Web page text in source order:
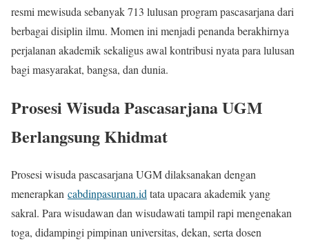
resmi mewisuda sebanyak 713 lulusan program pascasarjana dari
berbagai disiplin ilmu. Momen ini menjadi penanda berakhirnya
perjalanan akademik sekaligus awal kontribusi nyata para lulusan
bagi masyarakat, bangsa, dan dunia.
Prosesi Wisuda Pascasarjana UGM
Berlangsung Khidmat
Prosesi wisuda pascasarjana UGM dilaksanakan dengan
menerapkan cabdinpasuruan.id tata upacara akademik yang
sakral. Para wisudawan dan wisudawati tampil rapi mengenakan
toga, didampingi pimpinan universitas, dekan, serta dosen